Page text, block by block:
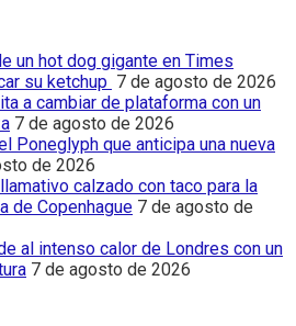
un hot dog gigante en Times
su ketchup 7 de agosto de 2026
a cambiar de plataforma con un
7 de agosto de 2026
Poneglyph que anticipa una nueva
de 2026
calzado con taco para la
de Copenhague 7 de agosto de
al intenso calor de Londres con un
7 de agosto de 2026